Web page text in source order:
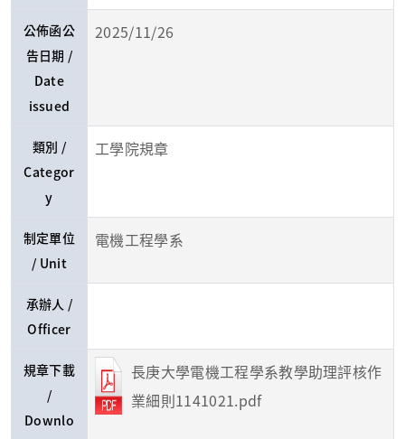
公佈函公
告日期 /
Date
issued
2025/11/26
類別 /
Categor
y
工學院規章
制定單位
/ Unit
電機工程學系
承辦人 /
Officer
規章下載
/
Downlo
長庚大學電機工程學系教學助理評核作
業細則1141021.pdf